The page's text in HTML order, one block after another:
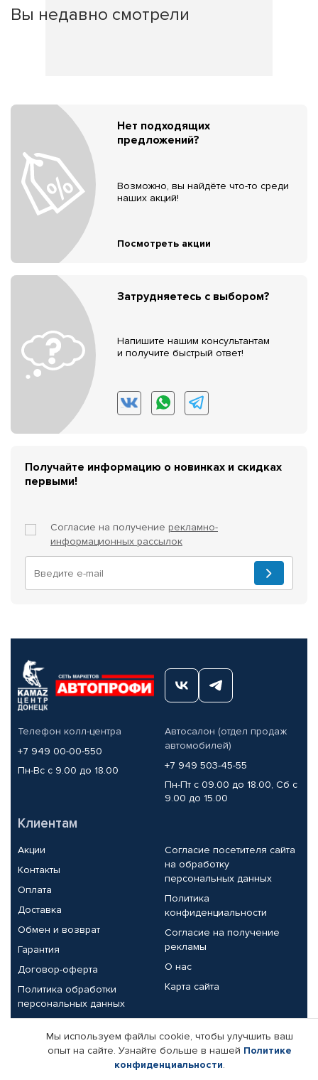
Вы недавно смотрели
Нет подходящих
предложений?
Возможно, вы найдёте что-то среди
наших акций!
Посмотреть акции
Затрудняетесь с выбором?
Напишите нашим консультантам
и получите быстрый ответ!
Получайте информацию о новинках и скидках
первыми!
Согласие на получение рекламно-
информационных рассылок
Телефон колл-центра
+7 949 00-00-550
Пн-Вс с 9.00 до 18.00
Автосалон (отдел продаж
автомобилей)
+7 949 503-45-55
Пн-Пт с 09.00 до 18.00, Сб с
9.00 до 15.00
Клиентам
Акции
Контакты
Оплата
Доставка
Обмен и возврат
Гарантия
Договор-оферта
Политика обработки
персональных данных
Согласие посетителя сайта
на обработку
персональных данных
Политика
конфиденциальности
Согласие на получение
рекламы
О нас
Карта сайта
Партнерам
Корпоративным клиентам
Реквизиты компании
Мы используем файлы cookie, чтобы улучшить ваш
опыт на сайте. Узнайте больше в нашей Политике
конфиденциальности.